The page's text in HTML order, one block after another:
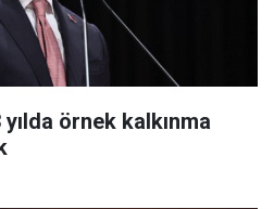
örnek kalkınma